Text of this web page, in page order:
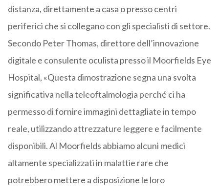
distanza, direttamente a casa o presso centri
periferici che si collegano con gli specialisti di settore.
Secondo Peter Thomas, direttore dell’innovazione
digitale e consulente oculista presso il Moorfields Eye
Hospital, «Questa dimostrazione segna una svolta
significativa nella teleoftalmologia perché ci ha
permesso di fornire immagini dettagliate in tempo
reale, utilizzando attrezzature leggere e facilmente
disponibili. Al Moorfields abbiamo alcuni medici
altamente specializzati in malattie rare che
potrebbero mettere a disposizione le loro